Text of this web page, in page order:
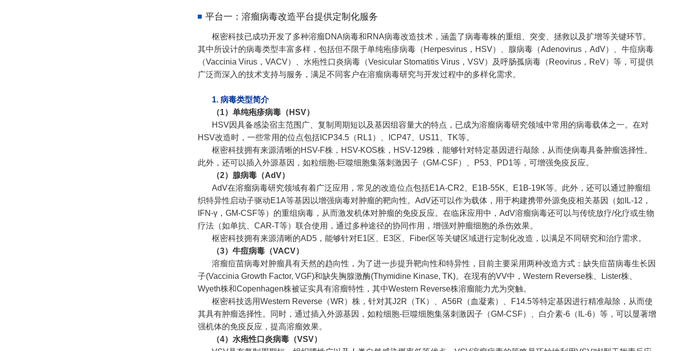
平台一：溶瘤病毒改造平台提供定制化服务
枢密科技已成功开发了多种溶瘤DNA病毒和RNA病毒改造技术，涵盖了病毒毒株的重组、突变、拯救以及扩增等关键环节。
其中所设计的病毒类型丰富多样，包括但不限于单纯疱疹病毒（Herpesvirus，HSV）、腺病毒（Adenovirus，AdV）、牛痘病毒
（Vaccinia Virus，VACV）、水疱性口炎病毒（Vesicular Stomatitis Virus，VSV）及呼肠孤病毒（Reovirus，ReV）等，可提供
广泛而深入的技术支持与服务，满足不同客户在溶瘤病毒研究与开发过程中的多样化需求。
1. 病毒类型简介
（1）单纯疱疹病毒（HSV）
HSV因具备感染宿主范围广、复制周期短以及基因组容量大的特点，已成为溶瘤病毒研究领域中常用的病毒载体之一。在对
HSV改造时，一些常用的位点包括ICP34.5（RL1）、ICP47、US11、TK等。
枢密科技拥有来源清晰的HSV-F株，HSV-KOS株，HSV-129株，能够针对特定基因进行敲除，从而使病毒具备肿瘤选择性。
此外，还可以插入外源基因，如粒细胞-巨噬细胞集落刺激因子（GM-CSF）、P53、PD1等，可增强免疫反应。
（2）腺病毒（AdV）
AdV在溶瘤病毒研究领域有着广泛应用，常见的改造位点包括E1A-CR2、E1B-55K、E1B-19K等。此外，还可以通过肿瘤组
织特异性启动子驱动E1A等基因以增强病毒对肿瘤的靶向性。AdV还可以作为载体，用于构建携带外源免疫相关基因（如IL-12，
IFN-γ，GM-CSF等）的重组病毒，从而激发机体对肿瘤的免疫反应。在临床应用中，AdV溶瘤病毒还可以与传统放疗/化疗或生物
疗法（如单抗、CAR-T等）联合使用，通过多种途径的协同作用，增强对肿瘤细胞的杀伤效果。
枢密科技拥有来源清晰的AD5，能够针对E1区、E3区、Fiber区等关键区域进行定制化改造，以满足不同研究和治疗需求。
（3）牛痘病毒（VACV）
溶瘤痘苗病毒对肿瘤具有天然的趋向性，为了进一步提升靶向性和特异性，目前主要采用两种改造方式：缺失痘苗病毒生长因
子(Vaccinia Growth Factor, VGF)和缺失胸腺激酶(Thymidine Kinase, TK)。在现有的VV中，Western Reverse株、Lister株、
Wyeth株和Copenhagen株被证实具有溶瘤特性，其中Western Reverse株溶瘤能力尤为突触。
枢密科技选用Western Reverse（WR）株，针对其J2R（TK）、A56R（血凝素）、F14.5等特定基因进行精准敲除，从而使
其具有肿瘤选择性。同时，通过插入外源基因，如粒细胞-巨噬细胞集落刺激因子（GM-CSF）、白介素-6（IL-6）等，可以显著增
强机体的免疫反应，提高溶瘤效果。
（4）水疱性口炎病毒（VSV）